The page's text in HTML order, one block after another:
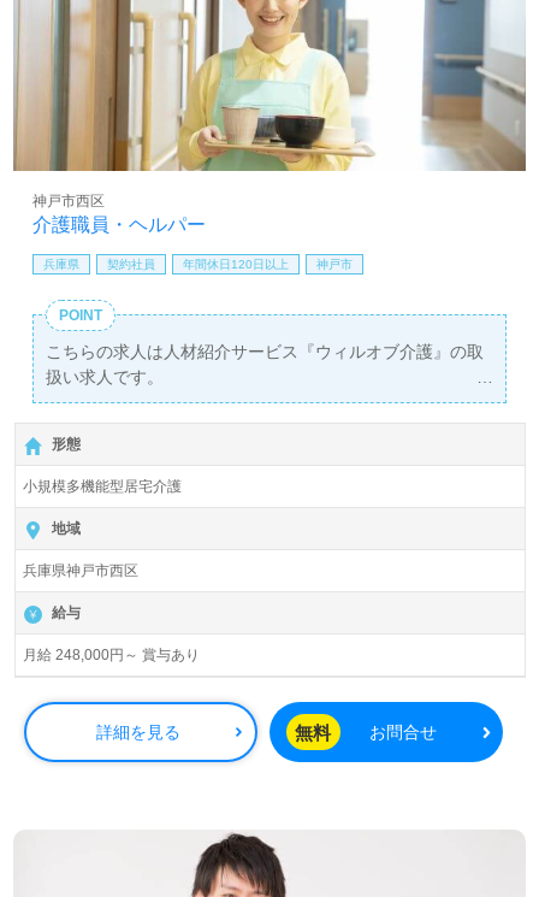
介護職員・ヘルパー
神戸市西区
兵庫県 契約社員 年間休日120日以上 神戸市
POINT
こちらの求人は人材紹介サービス『ウィルオブ介護』の取
扱い求人です。
詳細に関してお気軽にご相談ください♪
【無料】で皆さんの転職活動をサポートいたします。
形態
小規模多機能型居宅介護
地域
兵庫県神戸市西区
給与
月給 248,000円～ 賞与あり
詳細を見る 無料 お問合せ